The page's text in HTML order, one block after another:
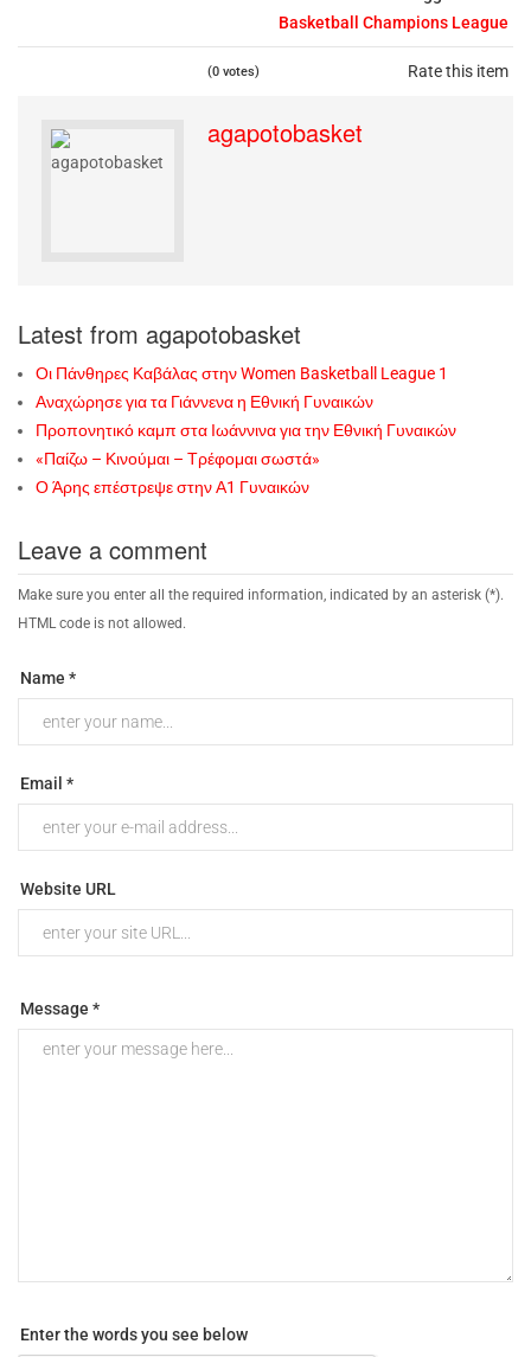
Basketball Champions League
Rate this item
(0 votes)
agapotobasket
Latest from agapotobasket
Οι Πάνθηρες Καβάλας στην Women Basketball League 1
Αναχώρησε για τα Γιάννενα η Εθνική Γυναικών
Προπονητικό καμπ στα Ιωάννινα για την Εθνική Γυναικών
«Παίζω – Κινούμαι – Τρέφομαι σωστά»
Ο Άρης επέστρεψε στην Α1 Γυναικών
Leave a comment
Make sure you enter all the required information, indicated by an asterisk (*).
HTML code is not allowed.
Name *
Email *
Website URL
Message *
Enter the words you see below